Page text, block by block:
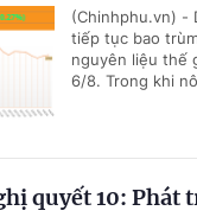
(Chinhphu.vn) -
tiếp tục bao
nguyên liệu thế
6/8. Trong khi
quyết 10: Phát